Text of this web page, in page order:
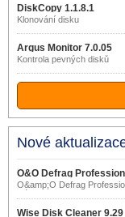
DiskCopy 1.1.8.1
Klonování disku
Argus Monitor 7.0.05
Kontrola pevných disků
Nové
O&O Defrag
23.0.3080
O&amp;O Defrag
Nástroj pro defragmentaci
Windows! O&amp;O
Edition pro pracovní stanice
Wise Disk Cleaner 9.29